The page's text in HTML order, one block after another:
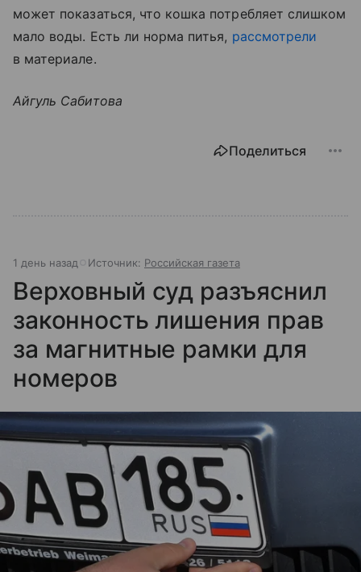
может показаться, что кошка потребляет слишком
мало воды. Есть ли норма питья, рассмотрели
в материале.
Айгуль Сабитова
Поделиться
1 день назад Источник: Российская газета
Верховный суд разъяснил
законность лишения прав
за магнитные рамки для
номеров